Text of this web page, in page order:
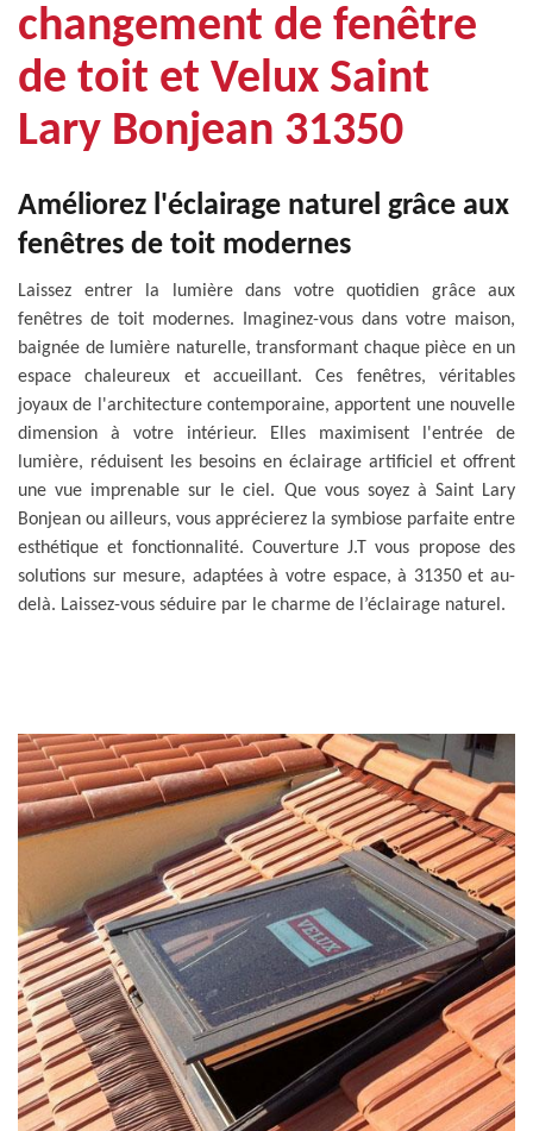
changement de fenêtre
de toit et Velux Saint
Lary Bonjean 31350
Améliorez l'éclairage naturel grâce aux
fenêtres de toit modernes
Laissez entrer la lumière dans votre quotidien grâce aux
fenêtres de toit modernes. Imaginez-vous dans votre maison,
baignée de lumière naturelle, transformant chaque pièce en un
espace chaleureux et accueillant. Ces fenêtres, véritables
joyaux de l'architecture contemporaine, apportent une nouvelle
dimension à votre intérieur. Elles maximisent l'entrée de
lumière, réduisent les besoins en éclairage artificiel et offrent
une vue imprenable sur le ciel. Que vous soyez à Saint Lary
Bonjean ou ailleurs, vous apprécierez la symbiose parfaite entre
esthétique et fonctionnalité. Couverture J.T vous propose des
solutions sur mesure, adaptées à votre espace, à 31350 et au-
delà. Laissez-vous séduire par le charme de l’éclairage naturel.